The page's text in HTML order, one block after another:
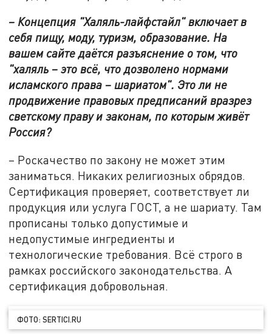
– Концепция "Халяль-лайфстайл" включает в
себя пищу, моду, туризм, образование. На
вашем сайте даётся разъяснение о том, что
"халяль – это всё, что дозволено нормами
исламского права – шариатом". Это ли не
продвижение правовых предписаний вразрез
светскому праву и законам, по которым живёт
Россия?
– Роскачество по закону не может этим
заниматься. Никаких религиозных обрядов.
Сертификация проверяет, соответствует ли
продукция или услуга ГОСТ, а не шариату. Там
прописаны только допустимые и
недопустимые ингредиенты и
технологические требования. Всё строго в
рамках российского законодательства. А
сертификация добровольная.
ФОТО: SERTICI.RU